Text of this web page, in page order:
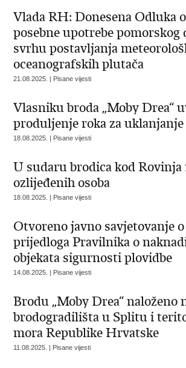
Vlada RH: Donesena Odluka
posebne upotrebe pomorskog
svrhu postavljanja
oceanografskih plutača
21.08.2025. | Pisane vijesti
Vlasniku broda „Moby Drea“
produljenje roka za uklanjanje
18.08.2025. | Pisane vijesti
U sudaru brodica kod Rovinja
ozlijeđenih osoba
18.08.2025. | Pisane vijesti
Otvoreno javno savjetovanje
prijedloga Pravilnika o
objekata sigurnosti plovidbe
14.08.2025. | Pisane vijesti
Brodu „Moby Drea“ naloženo
brodogradilišta u Splitu i
mora Republike Hrvatske
11.08.2025. | Pisane vijesti